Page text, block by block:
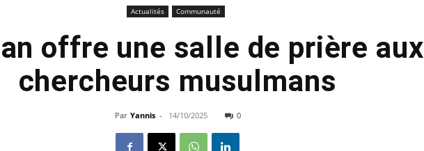
Actualités Communauté
offre une salle de prière aux
chercheurs musulmans
Par Yannis - 14/10/2025 0